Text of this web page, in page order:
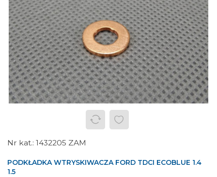
1432205 ZAM
PODKŁADKA WTRYSKIWACZA FORD TDCI ECOBLUE 1.4
1.5